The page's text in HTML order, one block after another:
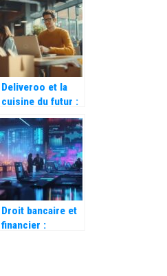
Interview de
Jerome RIBEIRO,
Human AI
Deliveroo et la
cuisine du futur :
analyse d’un
écosystème
innovant
Droit bancaire et
financier :